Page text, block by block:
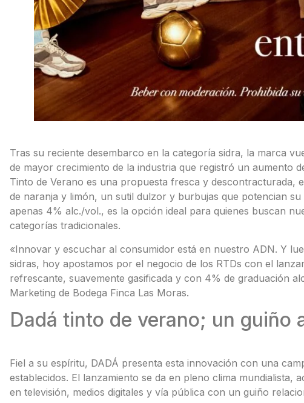
Tras su reciente desembarco en la categoría sidra, la marca
de mayor crecimiento de la industria que registró un aumento
Tinto de Verano es una propuesta fresca y descontracturada,
de naranja y limón, un sutil dulzor y burbujas que potencian
apenas 4% alc./vol., es la opción ideal para quienes buscan
categorías tradicionales.
«Innovar y escuchar al consumidor está en nuestro ADN. Y
sidras, hoy apostamos por el negocio de los RTDs con el
refrescante, suavemente gasificada y con 4% de graduación
Marketing de Bodega Finca Las Moras.
Dadá tinto de verano; un guiño
Fiel a su espíritu, DADÁ presenta esta innovación con una
establecidos. El lanzamiento se da en pleno clima mundialista,
en televisión, medios digitales y vía pública con un guiño